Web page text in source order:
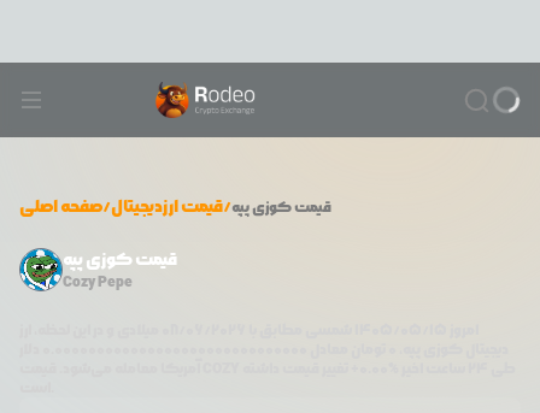
صفحه اصلی/قیمت ارزدیجیتال/ قیمتکوزی پپه
قیمت کوزی پپه
Cozy Pepe